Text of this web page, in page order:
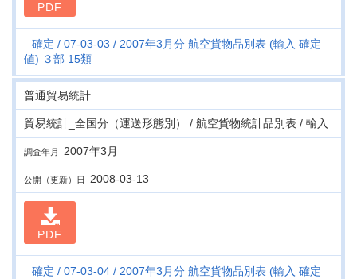
PDF
確定 07-03-03
2007年3月分 航空貨物品別表 (輸入 確定
値) ３部 15類
普通貿易統計
貿易統計_全国分（運送形態別） / 航空貨物統計品別表 / 輸入
調査年月 2007年3月
公開（更新）日 2008-03-13
PDF
確定 07-03-04
2007年3月分 航空貨物品別表 (輸入 確定